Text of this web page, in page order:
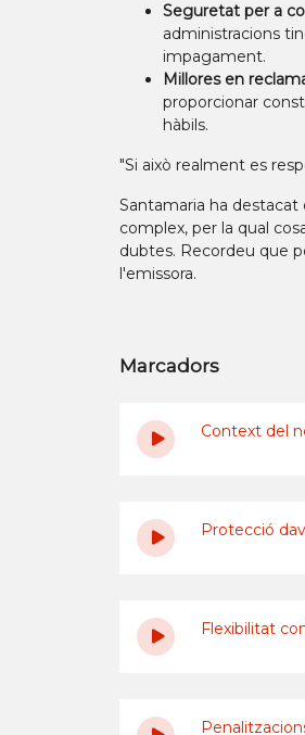
Seguretat per a
administracions
impagament.
Millores en
proporcionar
hàbils.
"Si això realment es
Santamaria ha
complex, per la qual
dubtes. Recordeu que
l'emissora.
Marcadors
Context del
Protecció
Flexibilitat